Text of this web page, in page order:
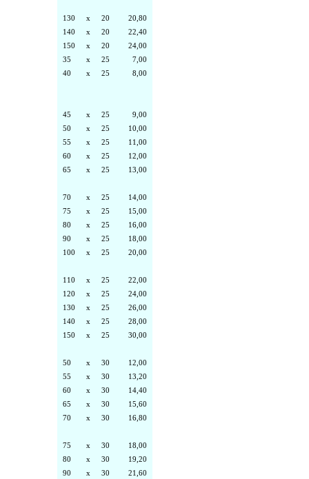
130 x 20
20,80
140
x 20
22,40
150
x 20
24,00
35
x 25
7,00
40
x 25 8,00
45 x 25
9,00
50
x 25
10,00
55
x 25
11,00
60
x 25
12,00
65
x 25 13,00
70 x 25
14,00
75
x 25
15,00
80
x 25
16,00
90
x 25
18,00
100
x 25 20,00
110 x 25
22,00
120
x 25
24,00
130
x 25
26,00
140
x 25
28,00
150
x 25 30,00
50 x 30
12,00
55
x 30
13,20
60
x 30
14,40
65
x 30
15,60
70
x 30 16,80
75 x 30
18,00
80
x 30
19,20
90
x 30
21,60